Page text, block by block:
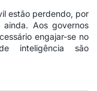
estão perdendo, por
Aos governos
engajar-se no
inteligência são